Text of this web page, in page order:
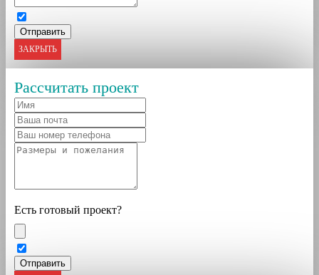
ЗАКРЫТЬ
Рассчитать проект
Есть готовый проект?